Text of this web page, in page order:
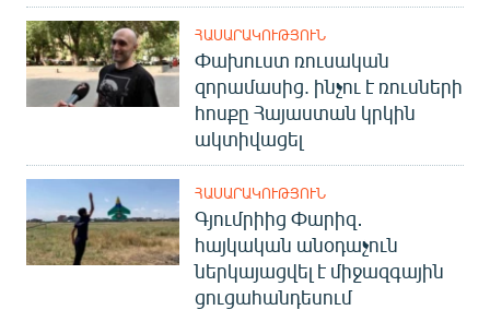
ՀԱՍԱՐԱԿՈՒԹՅՈՒՆ
Փախուստ ռուսական
զորամասից. ինչու է ռուսների
հոսքը Հայաստան կրկին
ակտիվացել
ՀԱՍԱՐԱԿՈՒԹՅՈՒՆ
Գյումրիից Փարիզ․
հայկական անօդաչուն
ներկայացվել է միջազգային
ցուցահանդեսում